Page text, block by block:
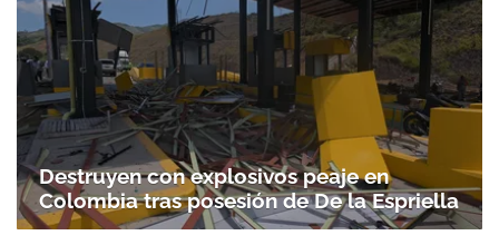
Destruyen con explosivos peaje en
Colombia tras posesión de De la Espriella